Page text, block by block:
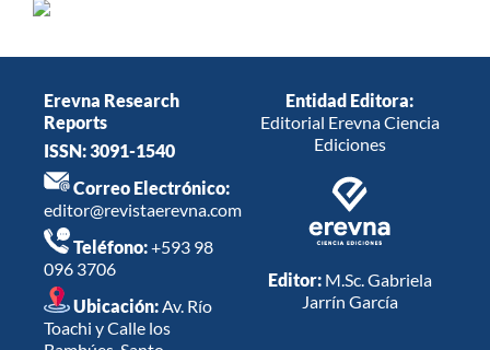
Erevna Research
Reports
ISSN: 3091-1540
Correo Electrónico:
editor@revistaerevna.com
Teléfono:+593 98
096 3706
Ubicación:Av. Río
Toachi y Calle los
Entidad Editora:
Editorial Erevna Ciencia
Ediciones
Editor:M.Sc. Gabriela
Jarrín García